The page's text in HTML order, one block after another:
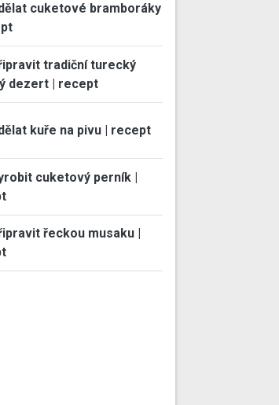
cuketové bramboráky
tradiční turecký
dezert | recept
kuře na pivu | recept
cuketový perník |
řeckou musaku |